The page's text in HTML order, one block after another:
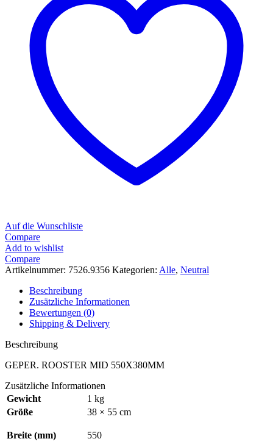
Menge
Auf die Wunschliste
Compare
Add to wishlist
Compare
Artikelnummer: 7526.9356 Kategorien: Alle, Neutral
Beschreibung
Zusätzliche Informationen
Bewertungen (0)
Shipping & Delivery
Beschreibung
GEPER. ROOSTER MID 550X380MM
Zusätzliche Informationen
Gewicht
1 kg
Größe
38 × 55 cm
Breite (mm) 550